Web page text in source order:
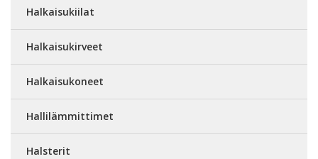
Halkaisukiilat
Halkaisukirveet
Halkaisukoneet
Hallilämmittimet
Halsterit